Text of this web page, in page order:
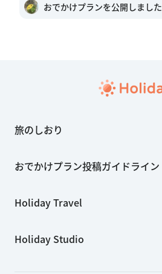
おでかけプランを公開しました
旅のしおり
おでかけプラン投稿ガイドライン
Holiday Travel
Holiday Studio